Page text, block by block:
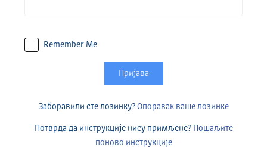
Remember Me
Пријава
Заборавили сте лозинку? Опоравак ваше лозинке
Потврда да инструкције нису примљене?
Пошаљите
поново инструкције